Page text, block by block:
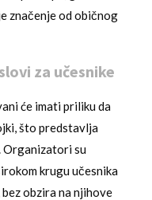
značenje od običnog
za učesnike
će imati priliku da
što predstavlja
Organizatori su
krugu učesnika
obzira na njihove